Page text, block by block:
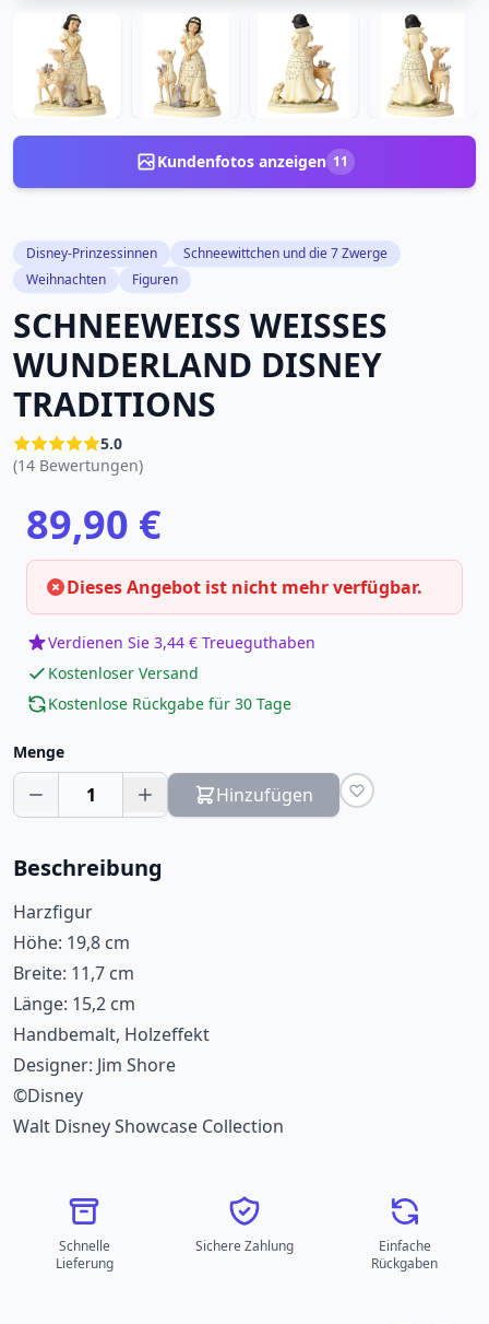
Kundenfotos anzeigen 11
Disney-Prinzessinnen
Schneewittchen und die 7 Zwerge
Weihnachten
Figuren
SCHNEEWEISS WEISSES
WUNDERLAND DISNEY
TRADITIONS
5.0
(14 Bewertungen)
89,90 €
Dieses Angebot ist nicht mehr verfügbar.
Verdienen Sie 3,44 € Treueguthaben
Kostenloser Versand
Kostenlose Rückgabe für 30 Tage
Menge
1 Hinzufügen
Beschreibung
Harzfigur
Höhe: 19,8 cm
Breite: 11,7 cm
Länge: 15,2 cm
Handbemalt, Holzeffekt
Designer: Jim Shore
©Disney
Walt Disney Showcase Collection
Schnelle
Lieferung
Sichere Zahlung
Einfache
Rückgaben